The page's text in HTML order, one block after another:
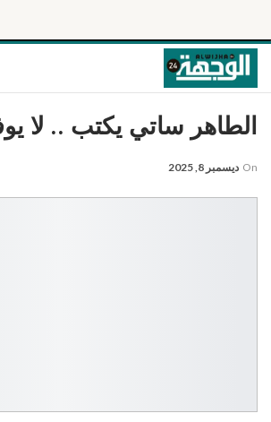
الطاهر ساتي يكتب .. لا
On ديسمبر 8, 2025